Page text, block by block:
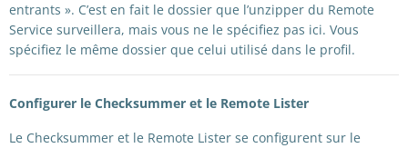
entrants ». C’est en fait le dossier que l’unzipper du Remote
Service surveillera, mais vous ne le spécifiez pas ici. Vous
spécifiez le même dossier que celui utilisé dans le profil.
Configurer le Checksummer et le Remote Lister
Le Checksummer et le Remote Lister se configurent sur le